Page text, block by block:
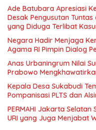
Ade Batubara Apresiasi
Desak Pengusutan
yang Diduga Terlibat
Negara Hadir Menjaga
Agama RI Pimpin Dialog
Anas Urbaningrum Nilai
Prabowo
Kepala Desa Sukabudi
Pompanisasi PLTS dan
PERMAHI Jakarta
URI yang Juga Menjabat